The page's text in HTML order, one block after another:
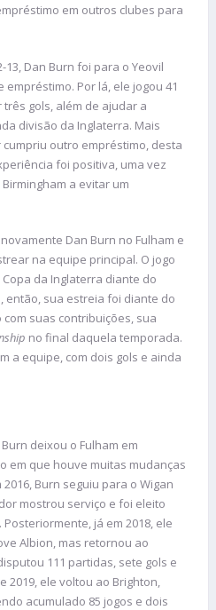
em outros clubes para
Dan Burn foi para o Yeovil
Por lá, ele jogou 41
gols, além de ajudar a
divisão da Inglaterra. Mais
cumpriu outro empréstimo, desta
foi positiva, uma vez
a evitar um
Dan Burn no Fulham e
na equipe principal. O jogo
da Inglaterra diante do
então, sua estreia foi diante do
suas contribuições, sua
no final daquela temporada.
a equipe, com dois gols e ainda
deixou o Fulham em
em que houve muitas mudanças
Burn seguiu para o Wigan
mostrou serviço e foi eleito
já em 2018, ele
Albion, mas retornou ao
111 partidas, sete gols e
2019, ele voltou ao Brighton,
acumulado 85 jogos e dois